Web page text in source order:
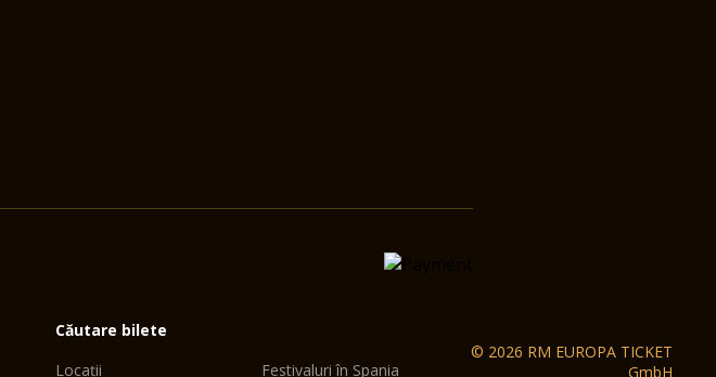
Căutare bilete
Locații
Festivaluri în Spania
© 2026 RM EUROPA TICKET
GmbH